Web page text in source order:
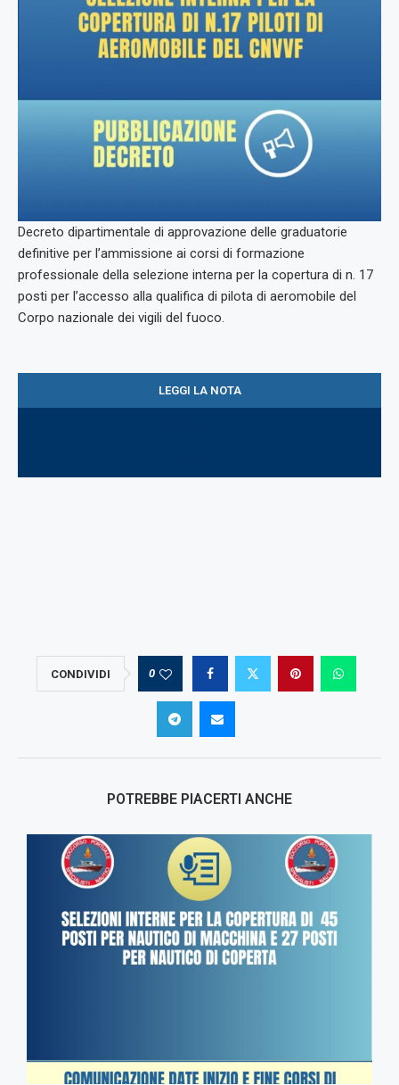
Decreto dipartimentale di approvazione delle graduatorie
definitive per l’ammissione ai corsi di formazione
professionale della selezione interna per la copertura di n. 17
posti per l’accesso alla qualifica di pilota di aeromobile del
Corpo nazionale dei vigili del fuoco.
LEGGI LA NOTA
CONDIVIDI 0
POTREBBE PIACERTI ANCHE